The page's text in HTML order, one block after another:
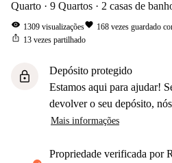
Quarto 9 Quartos 2 casas de
visibility 1309 visualizaçõesfavorite 168 vezes guardado
ios_share 13 vezes partilhado
lock
Depósito protegido
Estamos aqui para ajudar!
devolver o seu depósito,
Mais informações
propriedade verificada por